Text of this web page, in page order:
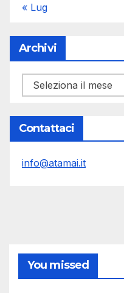
« Lug
Archivi
Archivi
Contattaci
info@atamai.it
You missed